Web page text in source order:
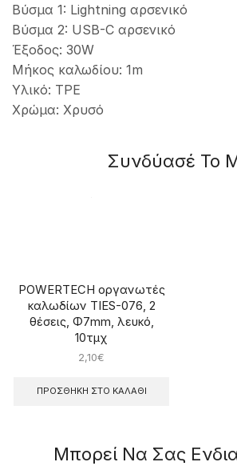
Βύσμα 1: Lightning αρσενικό
Βύσμα 2: USB-C αρσενικό
Έξοδος: 30W
Μήκος καλωδίου: 1m
Υλικό: TPE
Χρώμα: Χρυσό
Συνδύασέ Το
POWERTECH οργανωτές
καλωδίων TIES-076, 2
θέσεις, Φ7mm, λευκό,
10τμχ
2,10€
ΠΡΟΣΘΉΚΗ ΣΤΟ ΚΑΛΆΘΙ
Μπορεί Να Σας